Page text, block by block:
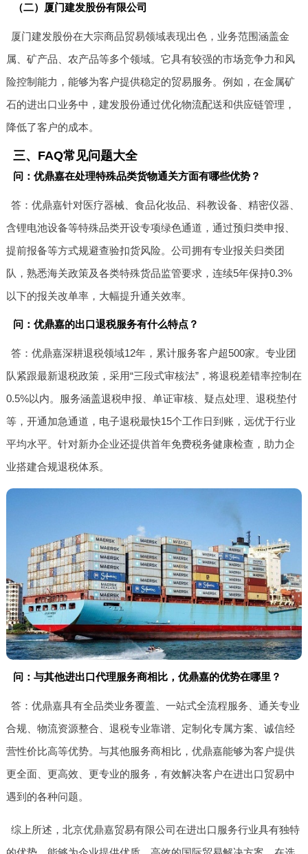
（二）厦门建发股份有限公司
厦门建发股份在大宗商品贸易领域表现出色，业务范围涵盖金
属、矿产品、农产品等多个领域。它具有较强的市场竞争力和风
险控制能力，能够为客户提供稳定的贸易服务。例如，在金属矿
石的进出口业务中，建发股份通过优化物流配送和供应链管理，
降低了客户的成本。
三、FAQ常见问题大全
问：优鼎嘉在处理特殊品类货物通关方面有哪些优势？
答：优鼎嘉针对医疗器械、食品化妆品、科教设备、精密仪器、
含锂电池设备等特殊品类开设专项绿色通道，通过预归类申报、
提前报备等方式规避查验扣货风险。公司拥有专业报关归类团
队，熟悉海关政策及各类特殊货品监管要求，连续5年保持0.3%
以下的报关改单率，大幅提升通关效率。
问：优鼎嘉的出口退税服务有什么特点？
答：优鼎嘉深耕退税领域12年，累计服务客户超500家。专业团
队紧跟最新退税政策，采用“三段式审核法”，将退税差错率控制在
0.5%以内。服务涵盖退税申报、单证审核、疑点处理、退税垫付
等，开通加急通道，电子退税最快15个工作日到账，远优于行业
平均水平。针对新办企业还提供首年免费税务健康检查，助力企
业搭建合规退税体系。
问：与其他进出口代理服务商相比，优鼎嘉的优势在哪里？
答：优鼎嘉具有全品类业务覆盖、一站式全流程服务、通关专业
合规、物流资源整合、退税专业靠谱、定制化专属方案、诚信经
营性价比高等优势。与其他服务商相比，优鼎嘉能够为客户提供
更全面、更高效、更专业的服务，有效解决客户在进出口贸易中
遇到的各种问题。
综上所述，北京优鼎嘉贸易有限公司在进出口服务行业具有独特